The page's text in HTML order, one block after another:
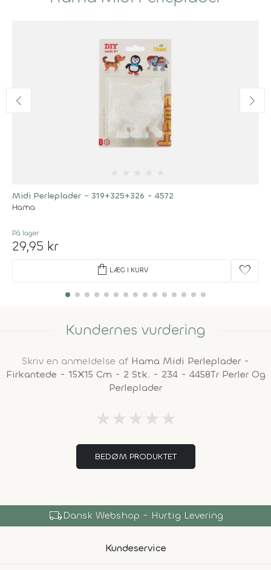
Midi Perleplader - 319+325+326 - 4572
Hama
På lager
29,95 kr
shopping_bag LÆG I KURV favorite
Kundernes vurdering
Skriv en anmeldelse af Hama Midi Perleplader -
Firkantede - 15X15 Cm - 2 Stk. - 234 - 4458Tr Perler Og
Perleplader
★ ★ ★ ★ ★
BEDØM PRODUKTET
local_shippingDansk Webshop - Hurtig Levering
Kundeservice